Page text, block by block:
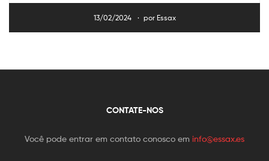
13/02/2024 por Essax
CONTATE-NOS
Você pode entrar em contato conosco em info@essax.es